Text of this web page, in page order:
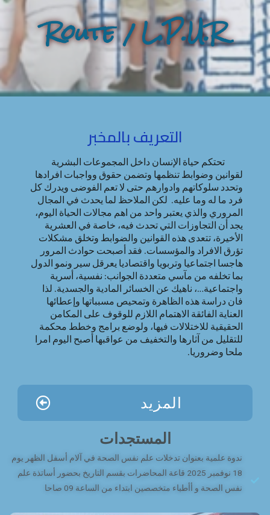
Route / L.P.U.R
التعريف بالمخبر
تحتكم حياة الإنسان داخل المجموعات البشرية
لقوانين وضوابط تنظمها وتضمن حقوق وواجبات افرادها
وتحدد سلوكاتهم وادوارهم حتى لا تعم الفوضى ويدرك كل
فرد ما له وما عليه. لكن الملاحظ لما يحدث في المجال
المروري والذي يعتبر واحد من اهم مجالات الحياة اليوم،
يجد أن التجاوزات التي تحدث فيه، خاصة في العشرية
الأخيرة، تتعدى هذه القوانين والضوابط وتخلق مشكلات
تؤرق الافراد والمؤسسات. فقد أصبحت حوادث المرور
هاجسا اجتماعيا وتربويا واقتصاديا يعرقل سير ونمو الدول
بما تخلفه من مآسي متعددة الجوانب: نفسية، أسرية
واجتماعية…، ناهيك عن الخسائر المادية والجسدية. لذا
فان دراسة هذه الظاهرة وتمحيص مسبباتها وإعطائها
العناية الفائقة الاهتمام اللازم للوقوف على المكامن
الحقيقية للاختلالات فيها، ولوضع برامج وخطط محكمة
للتقليل من آثارها والتخفيف من عواقبها أصبح اليوم امرا
ملحا وضروريا.
المزيد
المستجدات
ندوة علمية بعنوان تدخلات علم نفس الصحة في آلام أسفل الظهر يوم
18 نوفمبر 2025 قاعة المحاضرات بقسم التاريخ بحضور أساتذة علم
نفس الصحة و أأطباء متخصصين ابتداء من الساعة 09 صاحا